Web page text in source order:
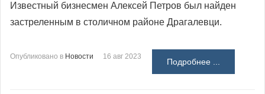
Известный бизнесмен Алексей Петров был найден
застреленным в столичном районе Драгалевци.
Опубликовано в Новости 16 авг 2023
Подробнее ...